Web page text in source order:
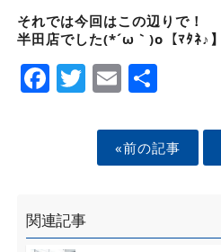
それでは今回はこの辺りで！
半田店でした(*´ω｀)o【ﾏﾀﾈ♪】
Facebook
Twitter
EmailShare
«前の記事
関連記事